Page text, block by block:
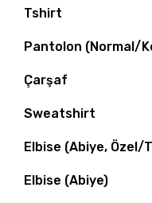
Tshirt
Pantolon (Normal/
Çarşaf
Sweatshirt
Elbise (Abiye, Özel/
Elbise (Abiye)